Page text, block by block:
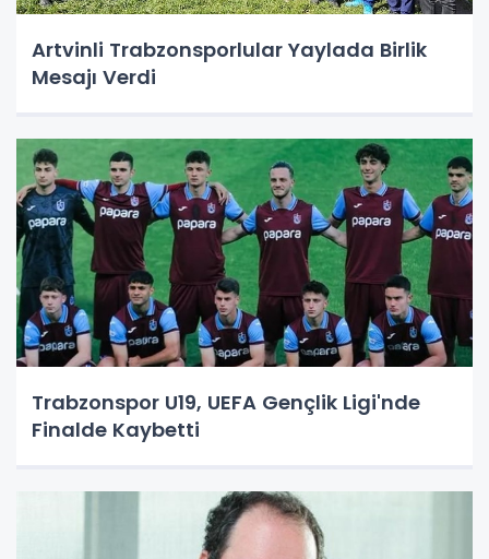
Artvinli Trabzonsporlular Yaylada Birlik
Mesajı Verdi
Trabzonspor U19, UEFA Gençlik Ligi'nde
Finalde Kaybetti